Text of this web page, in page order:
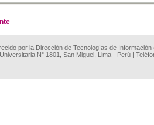
por la Dirección de Tecnologías de
N° 1801, San Miguel, Lima - Perú |